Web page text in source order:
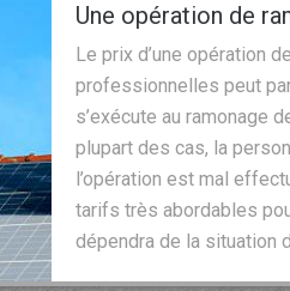
Une opération de
Le prix d’une opération
professionnelles peut
s’exécute au ramonage
plupart des cas, la
l’opération est mal
tarifs très abordables
dépendra de la situation